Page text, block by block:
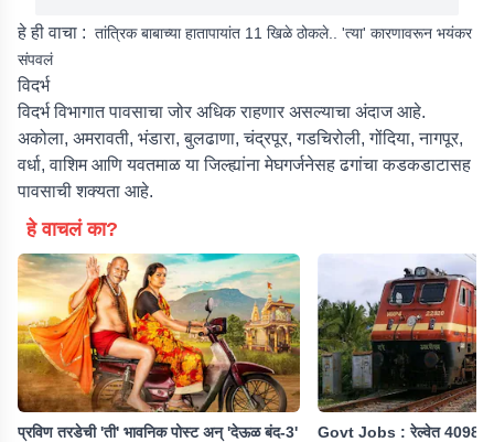
हे ही वाचा : तांत्रिक बाबाच्या हातापायांत 11 खिळे ठोकले.. 'त्या' कारणावरून भयंकर
संपवलं
विदर्भ
विदर्भ विभागात पावसाचा जोर अधिक राहणार असल्याचा अंदाज आहे.
अकोला, अमरावती, भंडारा, बुलढाणा, चंद्रपूर, गडचिरोली, गोंदिया, नागपूर,
वर्धा, वाशिम आणि यवतमाळ या जिल्ह्यांना मेघगर्जनेसह ढगांचा कडकडाटासह
पावसाची शक्यता आहे.
हे वाचलं का?
प्रविण तरडेची 'ती' भावनिक पोस्ट अन् 'देऊळ बंद-3'
Govt Jobs : रेल्वेत 4098